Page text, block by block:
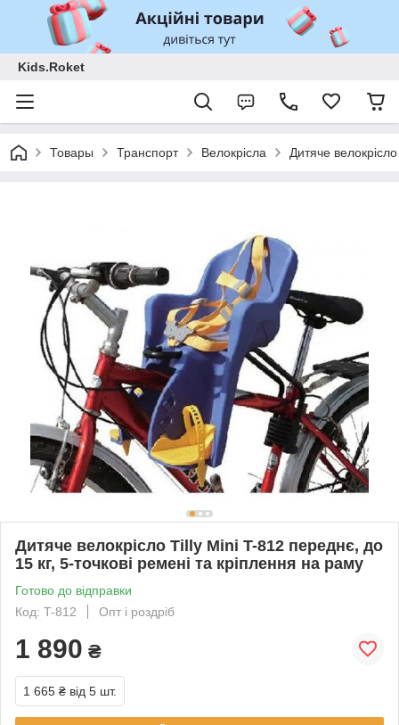
Kids.Roket
Товары Транспорт Велокрісла Дитяче
Дитяче велокрісло Tilly Mini T-812 переднє, до
15 кг, 5-точкові ремені та кріплення на раму
Готово до відправки
Код: T-812
Опт і роздріб
1 890 ₴
1 665 ₴ від 5 шт.